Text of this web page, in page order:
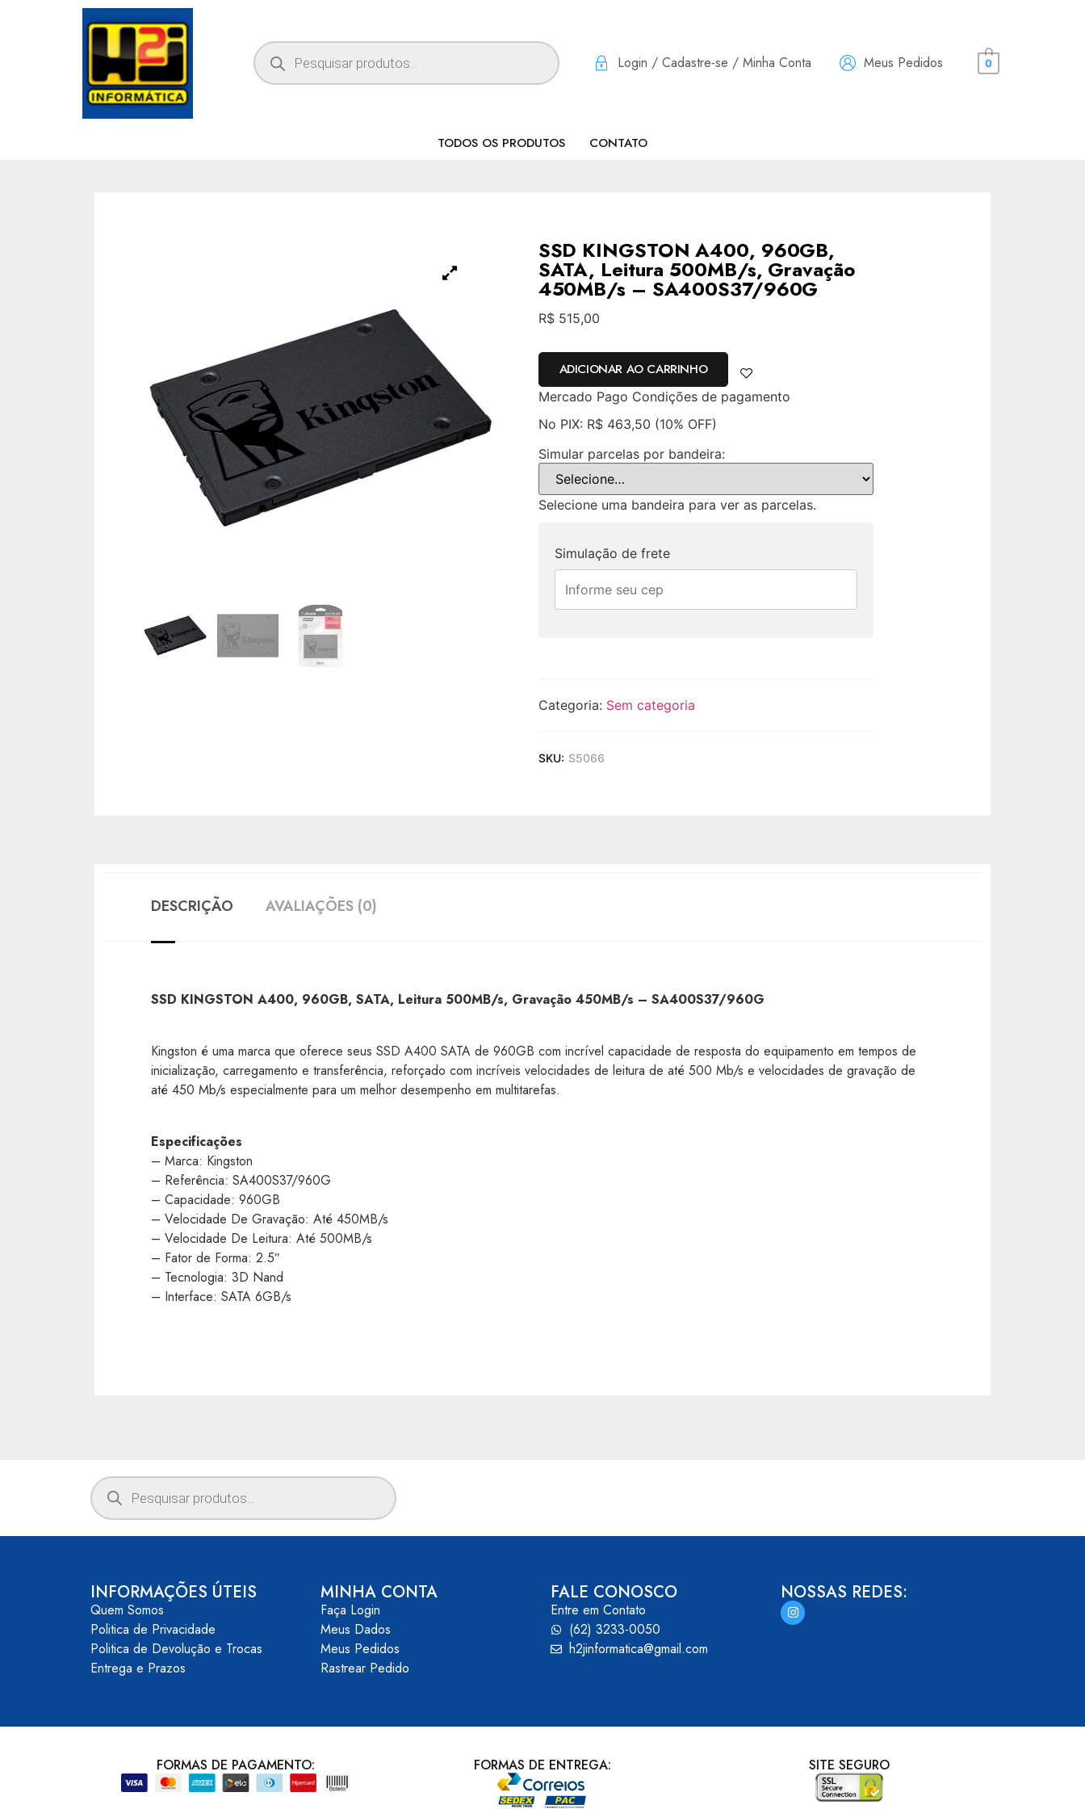
Login / Cadastre-se / Minha Conta Meus Pedidos 0
TODOS OS PRODUTOS CONTATO
SSD KINGSTON A400, 960GB,
SATA, Leitura 500MB/s, Gravação
450MB/s – SA400S37/960G
R$515,00
ADICIONAR AO CARRINHO
Mercado Pago Condições de pagamento
No PIX: R$463,50 (10% OFF)
Simular parcelas por bandeira:
Selecione uma bandeira para ver as parcelas.
Simulação de frete
Categoria: Sem categoria
SKU: S5066
DESCRIÇÃO AVALIAÇÕES (0)
SSD KINGSTON A400, 960GB, SATA, Leitura 500MB/s, Gravação 450MB/s – SA400S37/960G
Kingston é uma marca que oferece seus SSD A400 SATA de 960GB com incrível capacidade de resposta do equipamento em tempos de
inicialização, carregamento e transferência, reforçado com incríveis velocidades de leitura de até 500 Mb/s e velocidades de gravação de
até 450 Mb/s especialmente para um melhor desempenho em multitarefas.
Especificações
– Marca: Kingston
– Referência: SA400S37/960G
– Capacidade: 960GB
– Velocidade De Gravação: Até 450MB/s
– Velocidade De Leitura: Até 500MB/s
– Fator de Forma: 2.5″
– Tecnologia: 3D Nand
– Interface: SATA 6GB/s
INFORMAÇÕES ÚTEIS
Quem Somos
Politica de Privacidade
Politica de Devolução e Trocas
Entrega e Prazos
MINHA CONTA
Faça Login
Meus Dados
Meus Pedidos
Rastrear Pedido
FALE CONOSCO
Entre em Contato
(62) 3233-0050
h2jinformatica@gmail.com
NOSSAS REDES:
FORMAS DE PAGAMENTO: FORMAS DE ENTREGA: SITE SEGURO